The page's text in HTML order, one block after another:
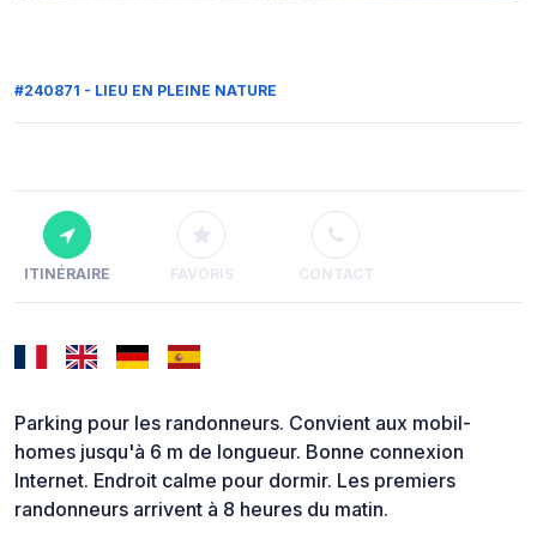
#240871 - LIEU EN PLEINE NATURE
ITINÉRAIRE FAVORIS CONTACT
Parking pour les randonneurs. Convient aux mobil-
homes jusqu'à 6 m de longueur. Bonne connexion
Internet. Endroit calme pour dormir. Les premiers
randonneurs arrivent à 8 heures du matin.